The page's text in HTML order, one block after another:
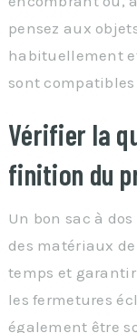
pensez aux
habituellement
sont
Vérifier la
finition du
Un bon sac à
des matériaux
temps et
les fermetures
également être